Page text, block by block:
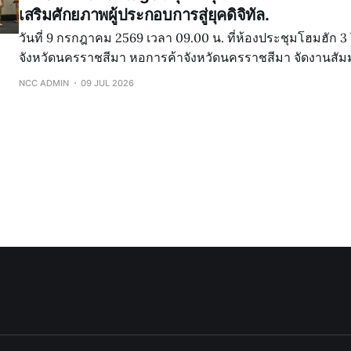
เสริมศักยภาพผู้ประกอบการสู่ยุคดิจิทัล.
วันที่ 9 กรกฎาคม 2569 เวลา 09.00 น. ที่ห้องประชุมโฮมฮัก
จังหวัดนครราชสีมา หอการค้าจังหวัดนครราชสีมา จัดงานสัม
Advantage : ธุรกิจยุคใหม่ใช้ AI อย่างไรให้โตไวกว่าเดิม" เพื่
NCC ADMIN 09 JUL 2026